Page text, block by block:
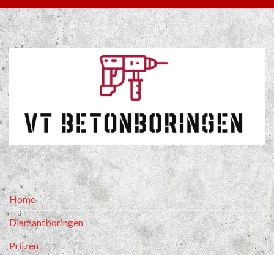
Home
Diamantboringen
Prijzen